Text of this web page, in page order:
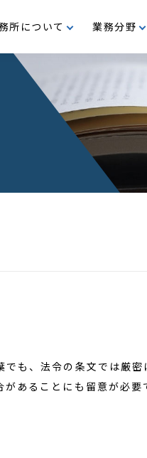
所について 業務分野
M＆A・企業再編 事
公益・メセナ活動
も、法令の条文では厳
あることにも留意が必要